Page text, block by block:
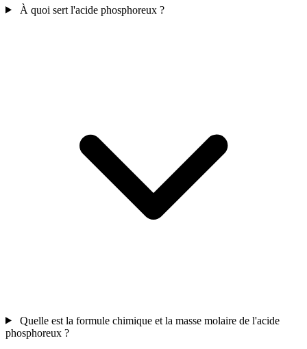
À quoi sert l'acide phosphoreux ?
Quelle est la formule chimique et la masse molaire de l'acide
phosphoreux ?